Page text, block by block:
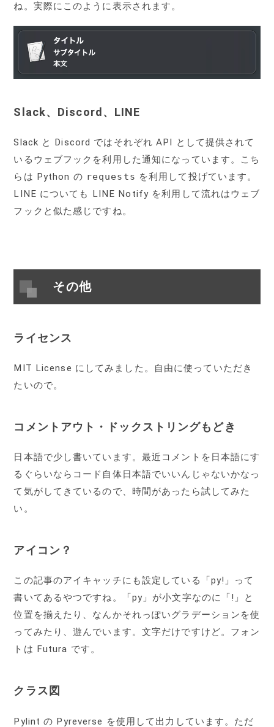
ね。実際にこのように表示されます。
Slack、Discord、LINE
Slack と Discord ではそれぞれ API として提供されて
いるウェブフックを利用した通知になっています。こち
らは Python の requests を利用して投げています。
LINE についても LINE Notify を利用して流れはウェブ
フックと似た感じですね。
その他
ライセンス
MIT License にしてみました。自由に使っていただき
たいので。
コメントアウト・ドックストリングもどき
日本語で少し書いています。最近コメントを日本語にす
るぐらいならコード自体日本語でいいんじゃないかなっ
て気がしてきているので、時間があったら試してみた
い。
アイコン？
この記事のアイキャッチにも設定している「py!」って
書いてあるやつですね。「py」が小文字なのに「!」と
位置を揃えたり、なんかそれっぽいグラデーションを使
ってみたり、遊んでいます。文字だけですけど。フォン
トは Futura です。
クラス図
Pylint の Pyreverse を使用して出力しています。ただ